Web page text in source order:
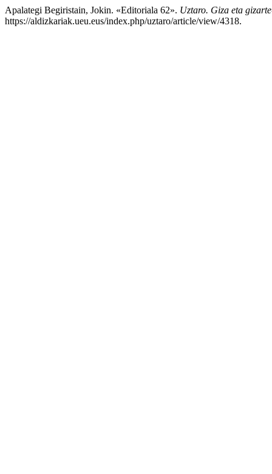
Apalategi Begiristain, Jokin. «Editoriala 62». Uztaro. Giza eta
https://aldizkariak.ueu.eus/index.php/uztaro/article/view/4318.